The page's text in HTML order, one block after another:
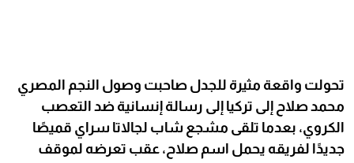
تحولت واقعة مثيرة للجدل صاحبت وصول النجم المصري
محمد صلاح إلى تركيا إلى رسالة إنسانية ضد التعصب
الكروي، بعدما تلقى مشجع شاب لجالاتا سراي قميصًا
جديدًا لفريقه يحمل اسم صلاح، عقب تعرضه لموقف